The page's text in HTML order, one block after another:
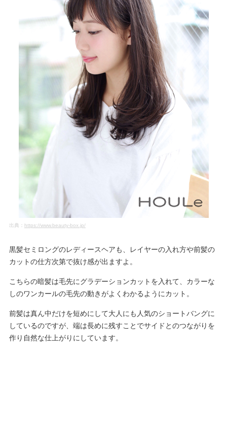
出典： https://www.beauty-box.jp/
黒髪セミロングのレディースヘアも、レイヤーの入れ方や前髪の
カットの仕方次第で抜け感が出ますよ。
こちらの暗髪は毛先にグラデーションカットを入れて、カラーな
しのワンカールの毛先の動きがよくわかるようにカット。
前髪は真ん中だけを短めにして大人にも人気のショートバングに
しているのですが、端は長めに残すことでサイドとのつながりを
作り自然な仕上がりにしています。